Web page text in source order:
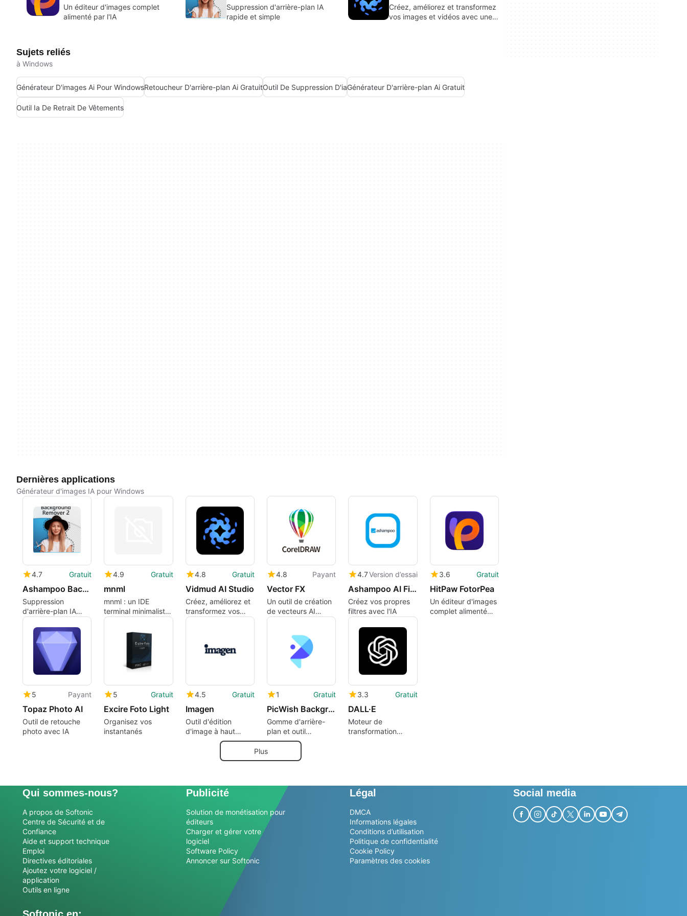
Un éditeur d'images complet
alimenté par l'IA
Suppression d'arrière-plan IA
rapide et simple
Créez, améliorez et transformez
vos images et vidéos avec une
Sujets reliés
à Windows
Générateur D'images Ai Pour WindowsRetoucheur D'arrière-plan Ai GratuitOutil De Suppression D'iaGénérateur D'arrière-plan Ai Gratuit
Outil Ia De Retrait De Vêtements
Dernières applications
Générateur d'images IA pour Windows
4.7 Gratuit
Ashampoo Background Remover 2
Suppression
d'arrière-plan IA
rapide et simple
4.9 Gratuit
mnml
mnml : un IDE
terminal minimaliste
et haute
performance pour
les développeurs
axés sur le clavier
4.8 Gratuit
Vidmud AI Studio
Créez, améliorez et
transformez vos
images et vidéos
intuitive et
4.8 Payant
Vector FX
Un outil de création
de vecteurs AI
flexible
4.7Version d’essai
Ashampoo AI Filter #1
Créez vos propres
filtres avec l'IA
3.6 Gratuit
HitPaw FotorPea
Un éditeur d'images
complet alimenté
5 Payant
Topaz Photo AI
Outil de retouche
photo avec IA
5 Gratuit
Excire Foto Light
Organisez vos
instantanés
4.5 Gratuit
Imagen
Outil d'édition
d'image à haut
1 Gratuit
PicWish Background Eraser
Gomme d'arrière-
plan et outil
d'édition de photos
alimenté par l'IA
3.3 Gratuit
DALL·E
Moteur de
transformation
Plus
Qui sommes-nous?
A propos de Softonic
Centre de Sécurité et de
Confiance
Aide et support technique
Emploi
Directives éditoriales
Ajoutez votre logiciel /
application
Outils en ligne
Publicité
Solution de monétisation pour
éditeurs
Charger et gérer votre
logiciel
Software Policy
Annoncer sur Softonic
Légal
DMCA
Informations légales
Conditions d’utilisation
Politique de confidentialité
Cookie Policy
Paramètres des cookies
Social media